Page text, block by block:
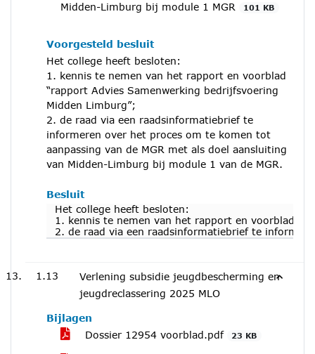
Midden-Limburg bij module 1 MGR
101 KB
Voorgesteld besluit
Het college heeft besloten:
1. kennis te nemen van het rapport en voorblad
“rapport Advies Samenwerking bedrijfsvoering
Midden Limburg”;
2. de raad via een raadsinformatiebrief te
informeren over het proces om te komen tot
aanpassing van de MGR met als doel aansluiting
van Midden-Limburg bij module 1 van de MGR.
Besluit
Het college heeft besloten:
1. kennis te nemen van het rapport en voorblad
2. de raad via een raadsinformatiebrief te
1.13
Verlening subsidie jeugdbescherming en
jeugdreclassering 2025 MLO
Bijlagen
Dossier 12954 voorblad.pdf
23 KB